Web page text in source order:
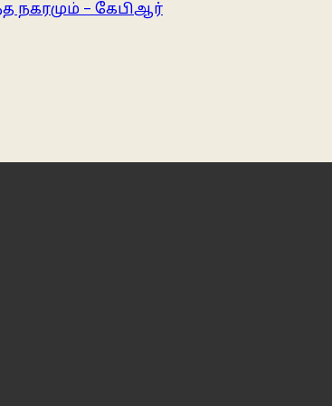
நகரமும் – கேபிஆர்